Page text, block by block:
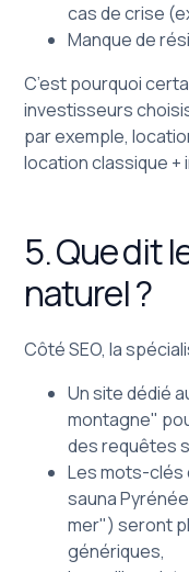
cas de crise
Manque de
C’est pourquoi
investisseurs
par exemple,
location classique +
5. Que dit
naturel ?
Côté SEO, la
Un site dédié
montagne"
des requêtes
Les mots-clés
sauna
mer") seront
génériques,